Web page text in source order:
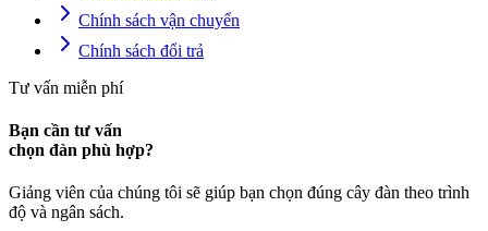
Chính sách vận chuyển
Chính sách đổi trả
Tư vấn miễn phí
Bạn cần tư vấn
chọn đàn phù hợp?
Giảng viên của chúng tôi sẽ giúp bạn chọn đúng cây đàn theo trình
độ và ngân sách.